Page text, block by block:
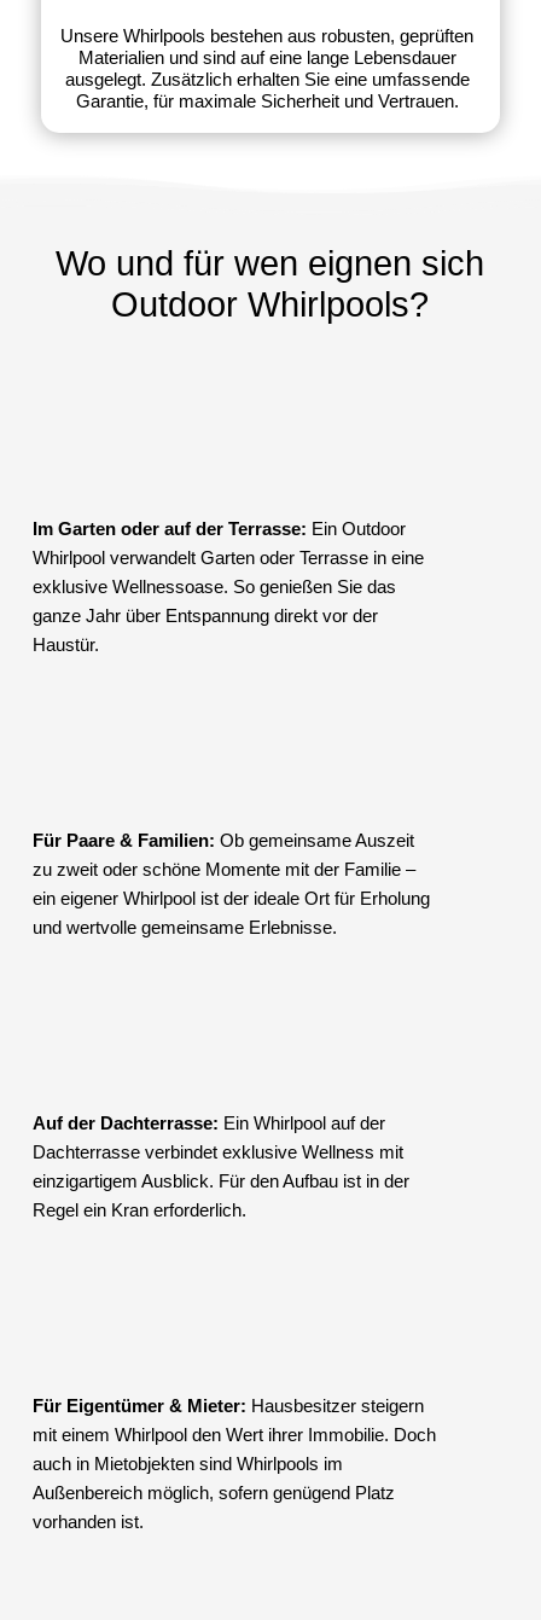
Unsere Whirlpools bestehen aus robusten, geprüften
Materialien und sind auf eine lange Lebensdauer
ausgelegt. Zusätzlich erhalten Sie eine umfassende
Garantie, für maximale Sicherheit und Vertrauen.
Wo und für wen eignen sich
Outdoor Whirlpools?
Im Garten oder auf der Terrasse: Ein Outdoor
Whirlpool verwandelt Garten oder Terrasse in eine
exklusive Wellnessoase. So genießen Sie das
ganze Jahr über Entspannung direkt vor der
Haustür.
Für Paare & Familien: Ob gemeinsame Auszeit
zu zweit oder schöne Momente mit der Familie –
ein eigener Whirlpool ist der ideale Ort für Erholung
und wertvolle gemeinsame Erlebnisse.
Auf der Dachterrasse: Ein Whirlpool auf der
Dachterrasse verbindet exklusive Wellness mit
einzigartigem Ausblick. Für den Aufbau ist in der
Regel ein Kran erforderlich.
Für Eigentümer & Mieter: Hausbesitzer steigern
mit einem Whirlpool den Wert ihrer Immobilie. Doch
auch in Mietobjekten sind Whirlpools im
Außenbereich möglich, sofern genügend Platz
vorhanden ist.